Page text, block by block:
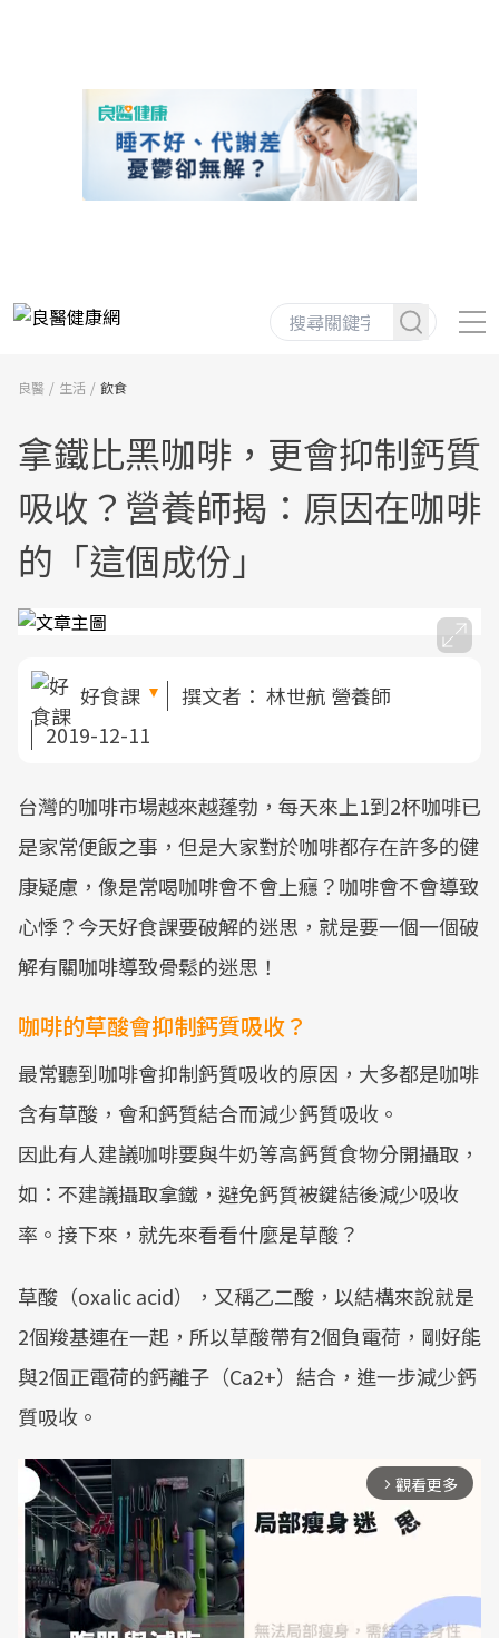
良醫 生活 飲食
拿鐵比黑咖啡，更會抑制鈣質
吸收？營養師揭：原因在咖啡
的「這個成份」
好食課 撰文者： 林世航 營養師
2019-12-11
台灣的咖啡市場越來越蓬勃，每天來上1到2杯咖啡已
是家常便飯之事，但是大家對於咖啡都存在許多的健
康疑慮，像是常喝咖啡會不會上癮？咖啡會不會導致
心悸？今天好食課要破解的迷思，就是要一個一個破
解有關咖啡導致骨鬆的迷思！
咖啡的草酸會抑制鈣質吸收？
最常聽到咖啡會抑制鈣質吸收的原因，大多都是咖啡
含有草酸，會和鈣質結合而減少鈣質吸收。
因此有人建議咖啡要與牛奶等高鈣質食物分開攝取，
如：不建議攝取拿鐵，避免鈣質被鍵結後減少吸收
率。接下來，就先來看看什麼是草酸？
草酸（oxalic acid），又稱乙二酸，以結構來說就是
2個羧基連在一起，所以草酸帶有2個負電荷，剛好能
與2個正電荷的鈣離子（Ca2+）結合，進一步減少鈣
質吸收。
arrow_forward_ios 觀看更多